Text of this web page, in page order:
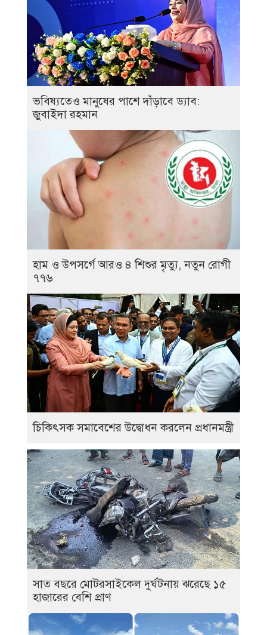
ভবিষ্যতেও মানুষের পাশে দাঁড়াবে ড্যাব:
জুবাইদা রহমান
হাম ও উপসর্গে আরও ৪ শিশুর মৃত্যু, নতুন রোগী
৭৭৬
চিকিৎসক সমাবেশের উদ্বোধন করলেন প্রধানমন্ত্রী
সাত বছরে মোটরসাইকেল দুর্ঘটনায় ঝরেছে ১৫
হাজারের বেশি প্রাণ